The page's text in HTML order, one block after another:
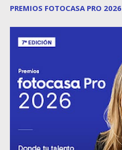
PREMIOS FOTOCASA PRO 2026